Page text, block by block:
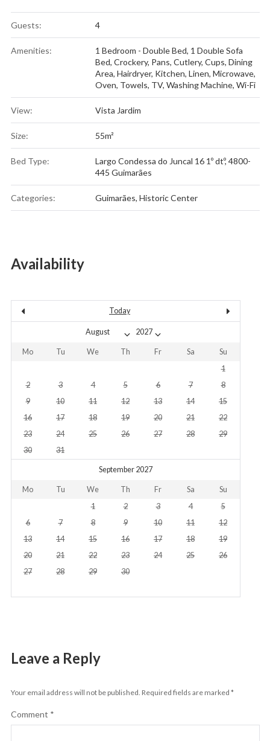
Guests: 4
Amenities: 1 Bedroom - Double Bed, 1 Double Sofa
Bed, Crockery, Pans, Cutlery, Cups, Dining
Area, Hairdryer, Kitchen, Linen, Microwave,
Oven, Towels, TV, Washing Machine, Wi-Fi
View: Vista Jardim
Size: 55m²
Bed Type:
Largo Condessa do Juncal 16 1º dtº, 4800-
445 Guimarães
Categories: Guimarães, Historic Center
Availability
Today
Mo Tu We Th Fr Sa
Su
1
2
3 4 5 6 7
8
9
10 11 12 13 14
15
16
17 18 19 20 21
22
23
24 25 26 27 28
29
30
31
September 2027
Mo Tu We Th Fr Sa
Su
1
2 3 4
5
6
7 8 9 10 11
12
13
14 15 16 17 18
19
20
21 22 23 24 25
26
27
28 29 30
Leave a Reply
Your email address will not be published. Required fields are marked *
Comment *